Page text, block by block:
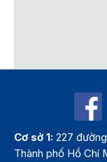
Cơ sở 1: 227
Thành phố Hồ Chí